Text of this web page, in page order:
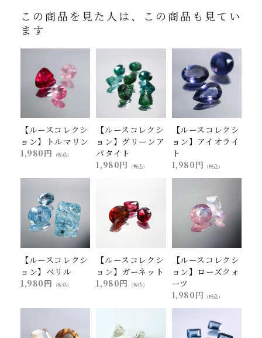
この商品を見た人は、この商品も見てい
ます
【ルースコレクシ
ョン】トルマリン
1,980円
(税込)
【ルースコレクシ
ョン】グリーンア
パタイト
1,980円
(税込)
【ルースコレクシ
ョン】アイオライ
ト
1,980円
(税込)
【ルースコレクシ
ョン】ベリル
1,980円
(税込)
【ルースコレクシ
ョン】ガーネット
1,980円
(税込)
【ルースコレクシ
ョン】ローズクォ
ーツ
1,980円
(税込)